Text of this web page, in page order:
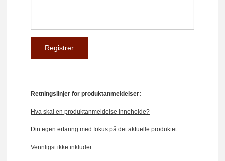
Retningslinjer for produktanmeldelser:
Hva skal en produktanmeldelse inneholde?
Din egen erfaring med fokus på det aktuelle produktet.
Vennligst ikke inkluder: